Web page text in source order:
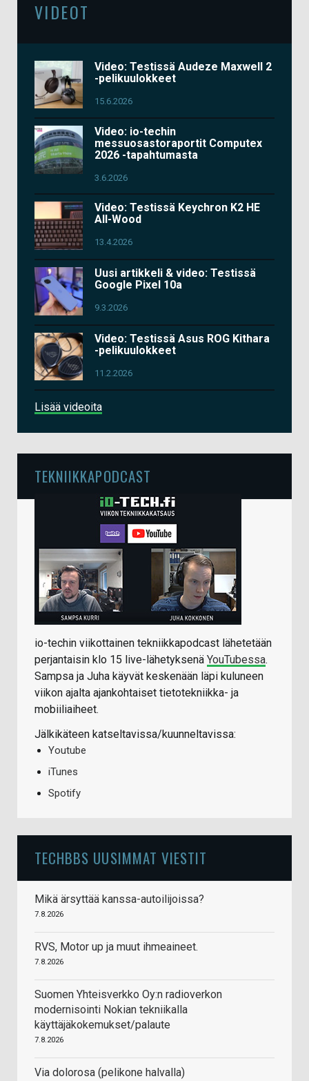
VIDEOT
Video: Testissä Audeze Maxwell 2
-pelikuulokkeet
15.6.2026
Video: io-techin
messuosastoraportit Computex
2026 -tapahtumasta
3.6.2026
Video: Testissä Keychron K2 HE
All-Wood
13.4.2026
Uusi artikkeli & video: Testissä
Google Pixel 10a
9.3.2026
Video: Testissä Asus ROG Kithara
-pelikuulokkeet
11.2.2026
Lisää videoita
TEKNIIKKAPODCAST
io-techin viikottainen tekniikkapodcast lähetetään
perjantaisin klo 15 live-lähetyksenä YouTubessa.
Sampsa ja Juha käyvät keskenään läpi kuluneen
viikon ajalta ajankohtaiset tietotekniikka- ja
mobiiliaiheet.
Jälkikäteen katseltavissa/kuunneltavissa:
Youtube
iTunes
Spotify
TECHBBS UUSIMMAT VIESTIT
Mikä ärsyttää kanssa-autoilijoissa?
7.8.2026
RVS, Motor up ja muut ihmeaineet.
7.8.2026
Suomen Yhteisverkko Oy:n radioverkon
modernisointi Nokian tekniikalla
käyttäjäkokemukset/palaute
7.8.2026
Via dolorosa (pelikone halvalla)